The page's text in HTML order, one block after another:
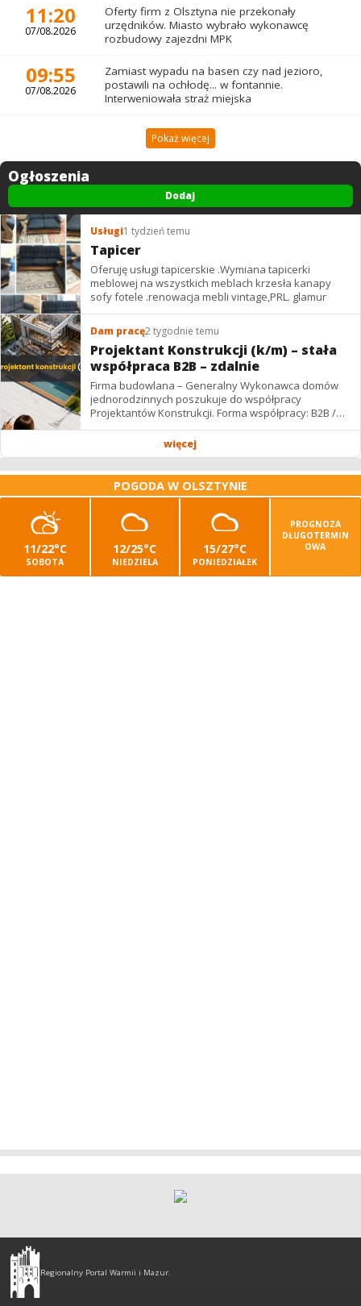
11:20
07/08.2026
Oferty firm z Olsztyna nie przekonały
urzędników. Miasto wybrało wykonawcę
rozbudowy zajezdni MPK
09:55
07/08.2026
Zamiast wypadu na basen czy nad jezioro,
postawili na ochłodę... w fontannie.
Interweniowała straż miejska
Pokaż więcej
Ogłoszenia
Dodaj
Usługi1 tydzień temu
Tapicer
Oferuję usługi tapicerskie .Wymiana tapicerki
meblowej na wszystkich meblach krzesła kanapy
sofy fotele .renowacja mebli vintage,PRL. glamur
Dam pracę2 tygodnie temu
Projektant Konstrukcji (k/m) – stała
współpraca B2B – zdalnie
Firma budowlana – Generalny Wykonawca domów
jednorodzinnych poszukuje do współpracy
Projektantów Konstrukcji. Forma współpracy: B2B /
podwykonawstwo – zdalnie. Wynagrodzenie: ✔
więcej
POGODA W OLSZTYNIE
11/22°C
SOBOTA
12/25°C
NIEDZIELA
15/27°C
PONIEDZIAŁEK
PROGNOZA
DŁUGOTERMIN
OWA
Olsztyn
-
regionalny
Regionalny Portal Warmii i Mazur.